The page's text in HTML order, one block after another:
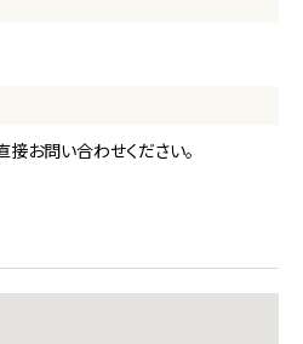
お問い合わせください。